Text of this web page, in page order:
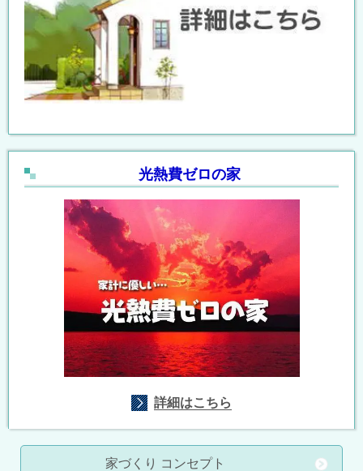
光熱費ゼロの家
詳細はこちら
家づくり コンセプト